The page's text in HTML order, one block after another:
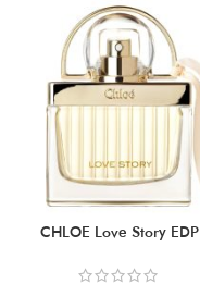
CHLOE Love Story EDP